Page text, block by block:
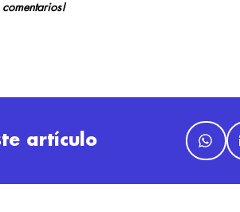
comentarios!
artículo